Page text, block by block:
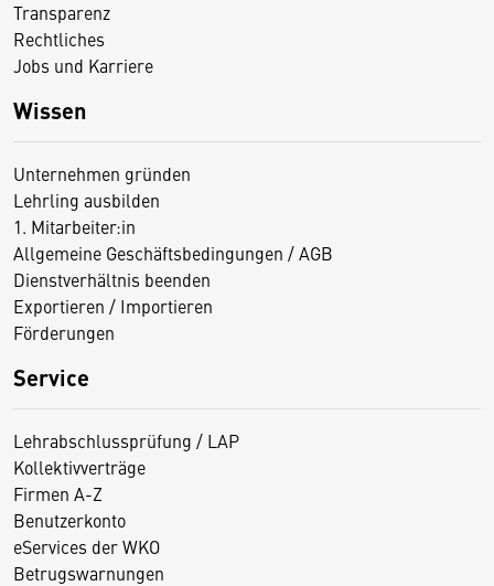
Transparenz
Rechtliches
Jobs und Karriere
Wissen
Unternehmen gründen
Lehrling ausbilden
1. Mitarbeiter:in
Allgemeine Geschäftsbedingungen / AGB
Dienstverhältnis beenden
Exportieren / Importieren
Förderungen
Service
Lehrabschlussprüfung / LAP
Kollektivverträge
Firmen A-Z
Benutzerkonto
eServices der WKO
Betrugswarnungen